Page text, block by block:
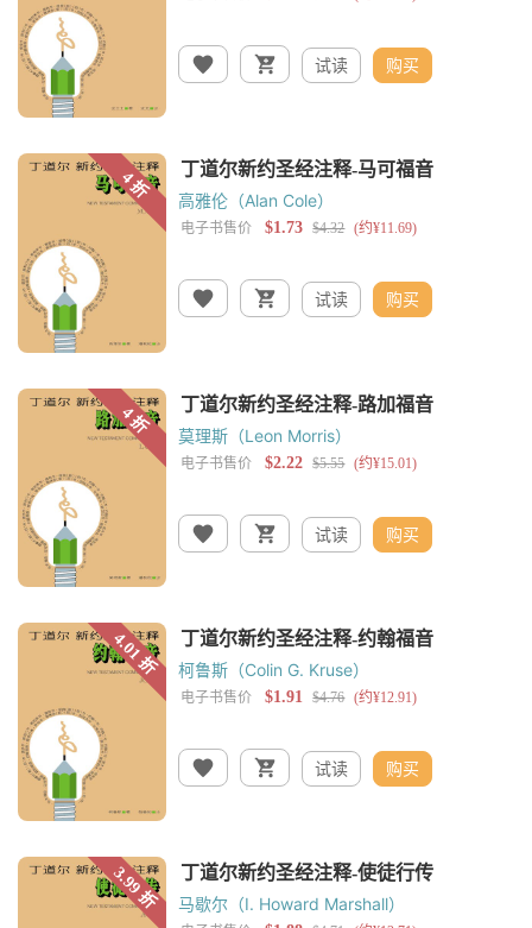
试读 购买
高雅伦（Alan Cole）
试读 购买
莫理斯（Leon Morris）
试读 购买
柯鲁斯（Colin G. Kruse）
试读 购买
马歇尔（I. Howard Marshall）